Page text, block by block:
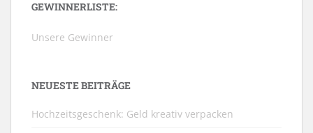
GEWINNERLISTE:
Unsere Gewinner
NEUESTE BEITRÄGE
Hochzeitsgeschenk: Geld kreativ verpacken